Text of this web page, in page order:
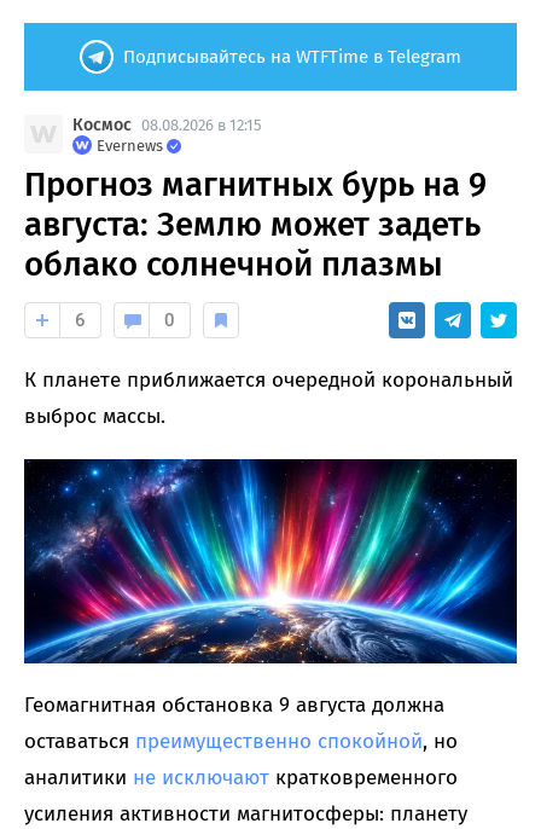
Подписывайтесь на WTFTime в Telegram
Космос 08.08.2026 в 12:15
Evernews
Прогноз магнитных бурь на 9
августа: Землю может задеть
облако солнечной плазмы
6 0
К планете приближается очередной корональный
выброс массы.
Геомагнитная обстановка 9 августа должна
оставаться преимущественно спокойной, но
аналитики не исключают кратковременного
усиления активности магнитосферы: планету